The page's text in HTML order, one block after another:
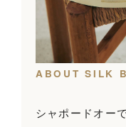
ABOUT SILK
シャポードオー